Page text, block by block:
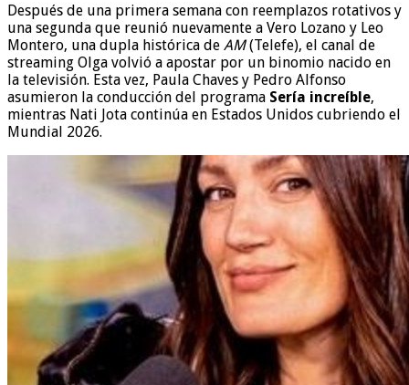
Después de una primera semana con reemplazos rotativos y
una segunda que reunió nuevamente a Vero Lozano y Leo
Montero, una dupla histórica de AM(Telefe), el canal de
streaming Olga volvió a apostar por un binomio nacido en
la televisión. Esta vez, Paula Chaves y Pedro Alfonso
asumieron la conducción del programa Sería increíble,
mientras Nati Jota continúa en Estados Unidos cubriendo el
Mundial 2026.